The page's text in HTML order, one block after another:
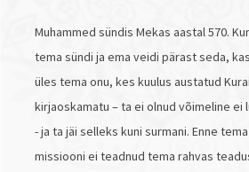
Muhammed sündis Mekas aastal 570.
tema sündi ja ema veidi pärast seda,
üles tema onu, kes kuulus austatud
kirjaoskamatu – ta ei olnud võimeline ei
- ja ta jäi selleks kuni surmani. Enne
missiooni ei teadnud tema rahvas